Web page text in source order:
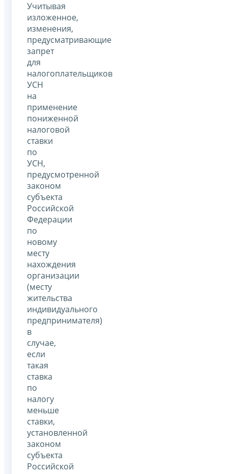
Учитывая
изложенное,
изменения,
предусматривающие
запрет
для
налогоплательщиков
УСН
на
применение
пониженной
налоговой
ставки
по
УСН,
предусмотренной
законом
субъекта
Российской
Федерации
по
новому
месту
нахождения
организации
(месту
жительства
индивидуального
предпринимателя)
в
случае,
если
такая
ставка
по
налогу
меньше
ставки,
установленной
законом
субъекта
Российской